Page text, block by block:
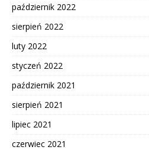
październik 2022
sierpień 2022
luty 2022
styczeń 2022
październik 2021
sierpień 2021
lipiec 2021
czerwiec 2021